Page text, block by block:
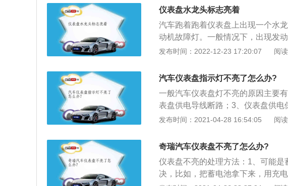
发动机既适用于动力发生装置，也
机、航空发动机）。其种类包括如
动机、蒸汽机等）、燃气轮机（赛
仪表盘水龙头标志亮着
汽车跑着跑着仪表盘上出现一个水
动机故障灯。一般情况下，出现发
话，让专业人员来解决。但是很多
排除。在我们行驶过程中，如果发
状态不好、发动机爆震、燃油质量
碳、电脑获取不到发动机数据等等
自动消失的，也有可能会自动消失
电控单元，俗称电脑，而ECU控制
火、正式各个系统。发动机故障灯
油的品质不好，导致混合气在气缸
碳。第二，因为进气道的问题，活
发布时间：2022-12-23 17:20:07 阅
汽车仪表盘指示灯不亮了怎么办?
一般汽车仪表盘灯不亮的原因主要
表盘供电导线断路；3、仪表盘供
问题。首先检查仪表盘供电保险丝
线没有问题。
发布时间：2021-04-28 16:54:05 阅
奇瑞汽车仪表盘不亮了怎么办?
仪表盘不亮的处理方法：1、可能
决，比如，把蓄电池拿下来，用充